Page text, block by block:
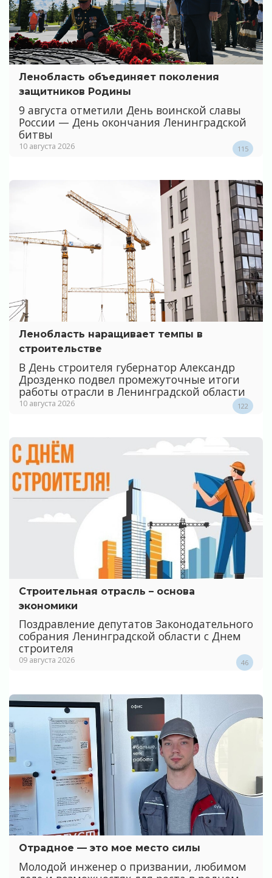
Ленобласть объединяет поколения
защитников Родины
9 августа отметили День воинской славы
России — День окончания Ленинградской
битвы
10 августа 2026 115
Ленобласть наращивает темпы в
строительстве
В День строителя губернатор Александр
Дрозденко подвел промежуточные итоги
работы отрасли в Ленинградской области
10 августа 2026 122
Строительная отрасль – основа
экономики
Поздравление депутатов Законодательного
собрания Ленинградской области с Днем
строителя
09 августа 2026 46
Отрадное — это мое место силы
Молодой инженер о призвании, любимом